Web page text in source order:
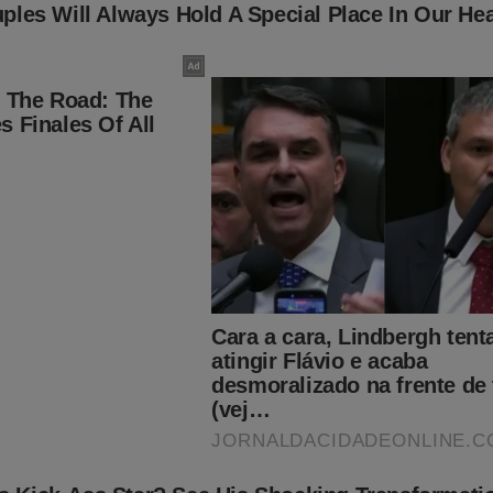
face, que sempre tentou esconder. Detalhes e revelações
expostos no polêmico livro
"O Homem Mais
face de Luiz Inácio Lula da Silva".Veja a capa: